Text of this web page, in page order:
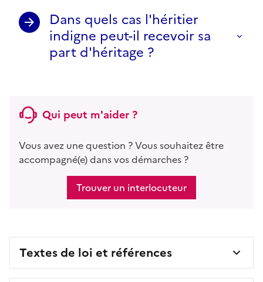
Dans quels cas l'héritier
indigne peut-il recevoir sa
part d'héritage ?
Qui peut m'aider ?
Vous avez une question ? Vous souhaitez être
accompagné(e) dans vos démarches ?
Trouver un interlocuteur
Textes de loi et références